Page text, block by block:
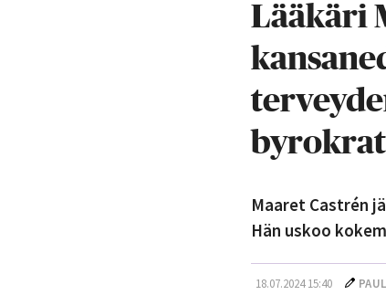
Lääkäri
Maaret Castrén
Hän uskoo
18.07.2024 15:40